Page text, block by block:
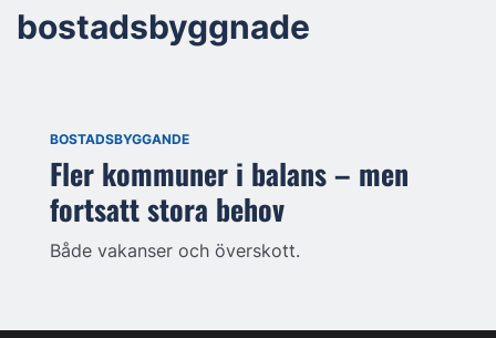
bostadsbyggnade
BOSTADSBYGGANDE
Fler kommuner i balans – men
fortsatt stora behov
Både vakanser och överskott.